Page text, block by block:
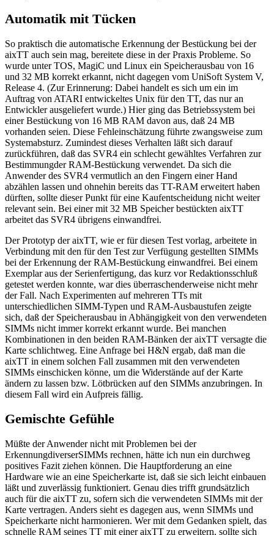
Automatik mit Tücken
So praktisch die automatische Erkennung der Bestückung bei der
aixTT auch sein mag, bereitete diese in der Praxis Probleme. So
wurde unter TOS, MagiC und Linux ein Speicherausbau von 16
und 32 MB korrekt erkannt, nicht dagegen vom UniSoft System V,
Release 4. (Zur Erinnerung: Dabei handelt es sich um ein im
Auftrag von ATARI entwickeltes Unix für den TT, das nur an
Entwickler ausgeliefert wurde.) Hier ging das Betriebssystem bei
einer Bestückung von 16 MB RAM davon aus, daß 24 MB
vorhanden seien. Diese Fehleinschätzung führte zwangsweise zum
Systemabsturz. Zumindest dieses Verhalten läßt sich darauf
zurückführen, daß das SVR4 ein schlecht gewähltes Verfahren zur
Bestimmungder RAM-Bestückung verwendet. Da sich die
Anwender des SVR4 vermutlich an den Fingern einer Hand
abzählen lassen und ohnehin bereits das TT-RAM erweitert haben
dürften, sollte dieser Punkt für eine Kaufentscheidung nicht weiter
relevant sein. Bei einer mit 32 MB Speicher bestückten aixTT
arbeitet das SVR4 übrigens einwandfrei.
Der Prototyp der aixTT, wie er für diesen Test vorlag, arbeitete in
Verbindung mit den für den Test zur Verfügung gestellten SIMMs
bei der Erkennung der RAM-Bestückung einwandfrei. Bei einem
Exemplar aus der Serienfertigung, das kurz vor Redaktionsschluß
getestet werden konnte, war dies überraschenderweise nicht mehr
der Fall. Nach Experimenten auf mehreren TTs mit
unterschiedlichen SIMM-Typen und RAM-Ausbaustufen zeigte
sich, daß der Speicherausbau in Abhängigkeit von den verwendeten
SIMMs nicht immer korrekt erkannt wurde. Bei manchen
Kombinationen in den beiden RAM-Bänken der aixTT versagte die
Karte schlichtweg. Eine Anfrage bei H&N ergab, daß man die
aixTT in einem solchen Fall zusammen mit den verwendeten
SIMMs einschicken könne, um die Widerstände auf der Karte
ändern zu lassen bzw. Lötbrücken auf den SIMMs anzubringen. In
diesem Fall wird ein Aufpreis fällig.
Gemischte Gefühle
Müßte der Anwender nicht mit Problemen bei der
ErkennungdiverserSIMMs rechnen, hätte ich nun ein durchweg
positives Fazit ziehen können. Die Hauptforderung an eine
Hardware wie an eine Speicherkarte ist, daß sie sich leicht einbauen
läßt und zuverlässig funktioniert. Genau dies trifft grundsätzlich
auch für die aixTT zu, sofern sich die verwendeten SIMMs mit der
Karte vertragen. Anders sieht es dagegen aus, wenn SIMMs und
Speicherkarte nicht harmonieren. Wer mit dem Gedanken spielt, das
schnelle RAM seines TT mit einer aixTT zu erweitern, sollte sich